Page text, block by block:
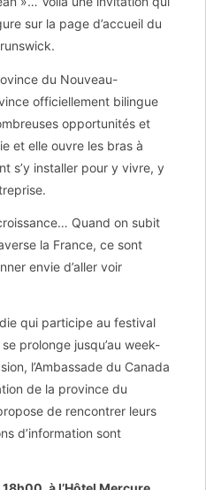
sur la page d’accueil du
du Nouveau-
officiellement bilingue
opportunités et
et elle ouvre les bras à
s’y installer pour y vivre, y
Quand on subit
la France, ce sont
envie d’aller voir
qui participe au festival
prolonge jusqu’au week-
l’Ambassade du Canada
de la province du
de rencontrer leurs
d’information sont